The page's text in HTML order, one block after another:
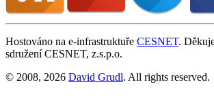
Hostováno na e-infrastruktuře CESNET.
sdružení CESNET, z.s.p.o.
© 2008, 2026 David Grudl. All rights reserved.